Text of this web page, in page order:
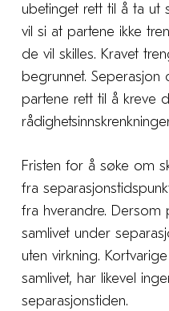
ubetinget rett til å ta ut
vil si at partene ikke
de vil skilles. Kravet
begrunnet.
partene rett til å kreve
Fristen for å søke om
fra
fra hverandre. Dersom
samlivet under
uten virkning.
samlivet, har likevel
separasjonstiden.